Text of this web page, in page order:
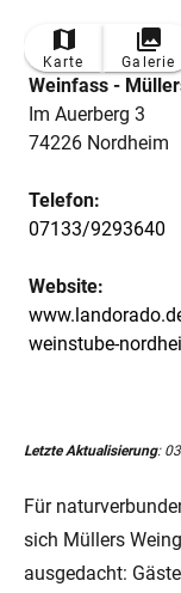
Karte Galerie
Weinfass -
Im Auerberg 3
74226 Nordheim
Telefon:
07133/9293640
Website:
weinstube-
Letzte Aktualisierung:
Für
sich Müllers
ausgedacht: